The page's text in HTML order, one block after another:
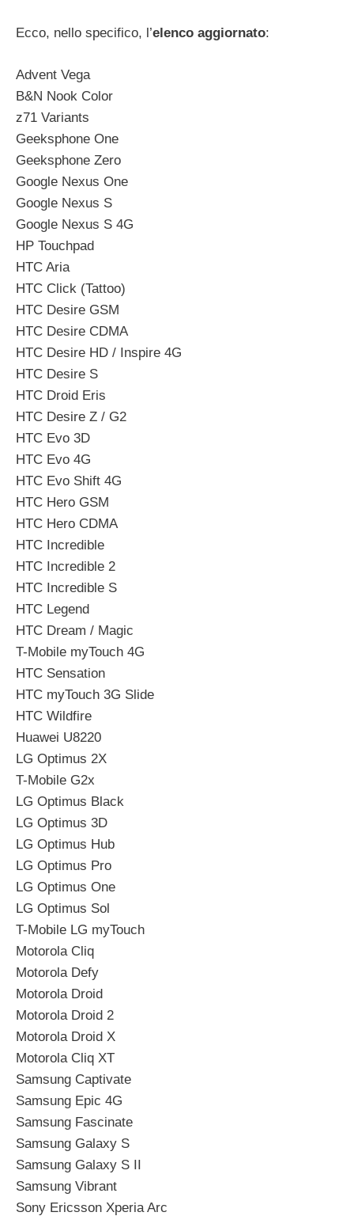
Ecco, nello specifico, l’elenco aggiornato:
Advent Vega
B&N Nook Color
z71 Variants
Geeksphone One
Geeksphone Zero
Google Nexus One
Google Nexus S
Google Nexus S 4G
HP Touchpad
HTC Aria
HTC Click (Tattoo)
HTC Desire GSM
HTC Desire CDMA
HTC Desire HD / Inspire 4G
HTC Desire S
HTC Droid Eris
HTC Desire Z / G2
HTC Evo 3D
HTC Evo 4G
HTC Evo Shift 4G
HTC Hero GSM
HTC Hero CDMA
HTC Incredible
HTC Incredible 2
HTC Incredible S
HTC Legend
HTC Dream / Magic
T-Mobile myTouch 4G
HTC Sensation
HTC myTouch 3G Slide
HTC Wildfire
Huawei U8220
LG Optimus 2X
T-Mobile G2x
LG Optimus Black
LG Optimus 3D
LG Optimus Hub
LG Optimus Pro
LG Optimus One
LG Optimus Sol
T-Mobile LG myTouch
Motorola Cliq
Motorola Defy
Motorola Droid
Motorola Droid 2
Motorola Droid X
Motorola Cliq XT
Samsung Captivate
Samsung Epic 4G
Samsung Fascinate
Samsung Galaxy S
Samsung Galaxy S II
Samsung Vibrant
Sony Ericsson Xperia Arc